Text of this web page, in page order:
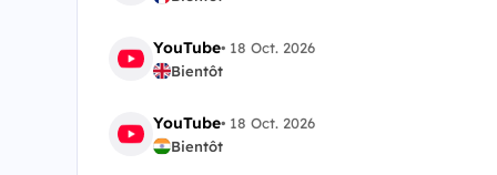
YouTube• 18 Oct. 2026
Bientôt
YouTube• 18 Oct. 2026
Bientôt